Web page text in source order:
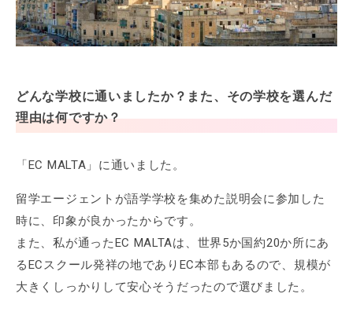
どんな学校に通いましたか？また、その学校を選んだ
理由は何ですか？
「EC MALTA」に通いました。
留学エージェントが語学学校を集めた説明会に参加した
時に、印象が良かったからです。
また、私が通ったEC MALTAは、世界5か国約20か所にあ
るECスクール発祥の地でありEC本部もあるので、規模が
大きくしっかりして安心そうだったので選びました。